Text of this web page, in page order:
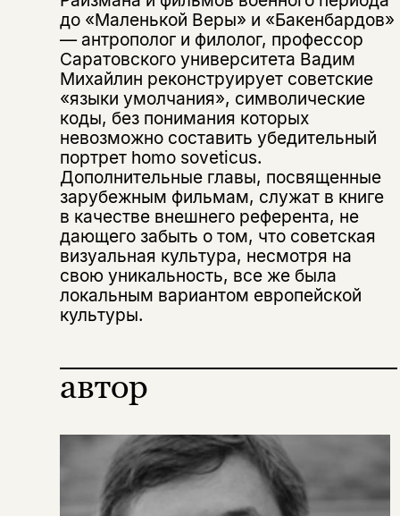
до «Маленькой Веры» и «Бакенбардов»
— антрополог и филолог, профессор
Саратовского университета Вадим
Михайлин реконструирует советские
«языки умолчания», символические
коды, без понимания которых
невозможно составить убедительный
портрет homo soveticus.
Дополнительные главы, посвященные
зарубежным фильмам, служат в книге
в качестве внешнего референта, не
дающего забыть о том, что советская
визуальная культура, несмотря на
свою уникальность, все же была
локальным вариантом европейской
культуры.
автор
Подписка на рассылку
Раз в неделю мы отправляем рассылку
За подписку дарим промокод на
скидку 15%
Я соглашаюсь с Политикой конфиденциальности
Этой книги временно
нет в продаже.
Вы можете подписаться на
Я соглашаюсь сПолитикой конфиденциальности
Эта книга
не предназначена для
несовершеннолетних
Скажите, пожалуйста,
вам уже исполнилось 18 лет?